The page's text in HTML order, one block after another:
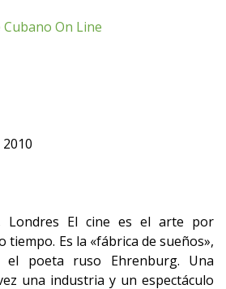
Cubano On Line
2010
Londres El cine es el arte por
tiempo. Es la «fábrica de sueños»,
el poeta ruso Ehrenburg. Una
una industria y un espectáculo